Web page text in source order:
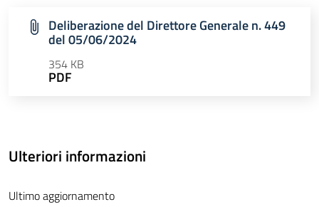
Deliberazione del Direttore Generale n. 449
del 05/06/2024
354 KB
PDF
Ulteriori informazioni
Ultimo aggiornamento